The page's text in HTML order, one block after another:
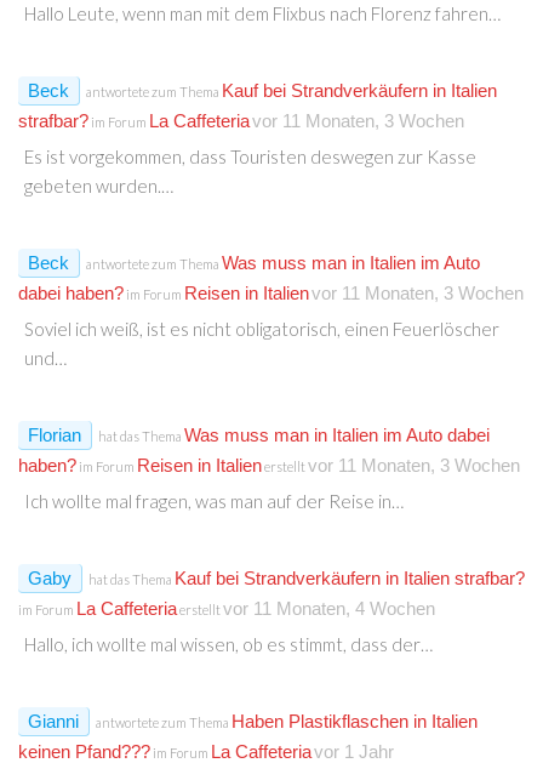
Hallo Leute, wenn man mit dem Flixbus nach Florenz fahren…
Beck antwortete zum Thema Kauf bei Strandverkäufern in Italien
strafbar? im Forum La Caffeteriavor 11 Monaten, 3 Wochen
Es ist vorgekommen, dass Touristen deswegen zur Kasse
gebeten wurden.…
Beck antwortete zum Thema Was muss man in Italien im Auto
dabei haben? im Forum Reisen in Italienvor 11 Monaten, 3 Wochen
Soviel ich weiß, ist es nicht obligatorisch, einen Feuerlöscher
und…
Florian hat das Thema Was muss man in Italien im Auto dabei
haben? im Forum Reisen in Italienerstellt vor 11 Monaten, 3 Wochen
Ich wollte mal fragen, was man auf der Reise in…
Gaby hat das Thema Kauf bei Strandverkäufern in Italien strafbar?
im Forum La Caffeteriaerstellt vor 11 Monaten, 4 Wochen
Hallo, ich wollte mal wissen, ob es stimmt, dass der…
Gianni antwortete zum Thema Haben Plastikflaschen in Italien
keinen Pfand??? im Forum La Caffeteriavor 1 Jahr